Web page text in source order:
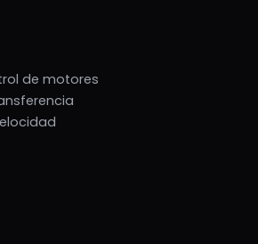
de motores